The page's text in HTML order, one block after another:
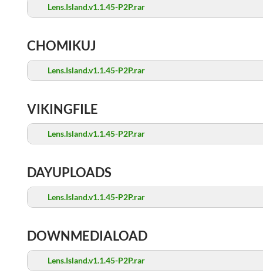
Lens.Island.v1.1.45-P2P.rar
CHOMIKUJ
Lens.Island.v1.1.45-P2P.rar
VIKINGFILE
Lens.Island.v1.1.45-P2P.rar
DAYUPLOADS
Lens.Island.v1.1.45-P2P.rar
DOWNMEDIALOAD
Lens.Island.v1.1.45-P2P.rar